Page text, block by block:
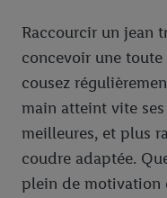
Raccourcir un jean
concevoir une
cousez
main atteint vite
meilleures, et plus
coudre adaptée.
plein de motivation